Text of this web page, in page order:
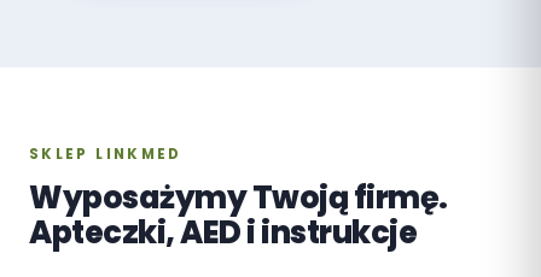
SKLEP LINKMED
Wyposażymy Twoją firmę.
Apteczki, AED i instrukcje